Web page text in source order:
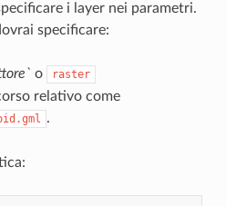
i layer nei parametri.
specificare:
o raster
relativo come
.